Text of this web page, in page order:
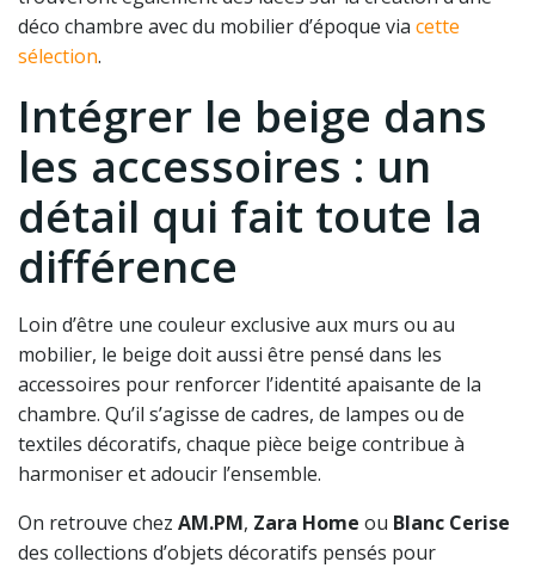
déco chambre avec du mobilier d’époque via cette
sélection.
Intégrer le beige dans
les accessoires : un
détail qui fait toute la
différence
Loin d’être une couleur exclusive aux murs ou au
mobilier, le beige doit aussi être pensé dans les
accessoires pour renforcer l’identité apaisante de la
chambre. Qu’il s’agisse de cadres, de lampes ou de
textiles décoratifs, chaque pièce beige contribue à
harmoniser et adoucir l’ensemble.
On retrouve chez AM.PM, Zara Home ou Blanc Cerise
des collections d’objets décoratifs pensés pour